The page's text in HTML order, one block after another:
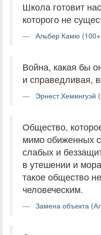
Школа готовит
которого не
Альбер Камю
Война, какая бы
и справедливая,
Эрнест Хемингуэй
Общество,
мимо обиженных
слабых и
в утешении и
такое общество
человеческим.
Замена объекта